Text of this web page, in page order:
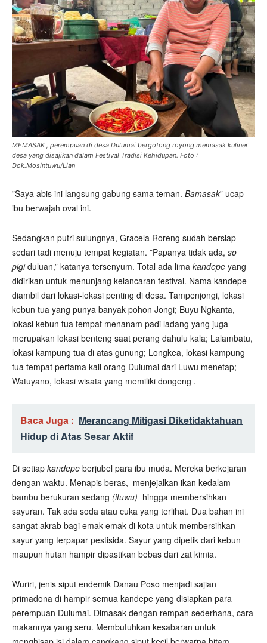
MEMASAK , perempuan di desa Dulumai bergotong royong memasak kuliner
desa yang disajikan dalam Festival Tradisi Kehidupan. Foto :
Dok.Mosintuwu/Lian
”Saya abis ini langsung gabung sama teman. Bamasak” ucap
ibu berwajah oval ini.
Sedangkan putri sulungnya, Gracela Roreng sudah bersiap
sedari tadi menuju tempat kegiatan. ”Papanya tidak ada, so
pigiduluan,” katanya tersenyum. Total ada lima kandepe yang
didirikan untuk menunjang kelancaran festival. Nama kandepe
diambil dari lokasi-lokasi penting di desa. Tampenjongi, lokasi
kebun tua yang punya banyak pohon Jongi; Buyu Ngkanta,
lokasi kebun tua tempat menanam padi ladang yang juga
merupakan lokasi benteng saat perang dahulu kala; Lalambatu,
lokasi kampung tua di atas gunung; Longkea, lokasi kampung
tua tempat pertama kali orang Dulumai dari Luwu menetap;
Watuyano, lokasi wisata yang memiliki dongeng .
Baca Juga : Merancang Mitigasi Diketidaktahuan
Hidup di Atas Sesar Aktif
Di setiap kandepe berjubel para ibu muda. Mereka berkejaran
dengan waktu. Menapis beras, menjejalkan ikan kedalam
bambu berukuran sedang (ituwu) hingga membersihkan
sayuran. Tak ada soda atau cuka yang terlihat. Dua bahan ini
sangat akrab bagi emak-emak di kota untuk membersihkan
sayur yang terpapar pestisida. Sayur yang dipetik dari kebun
maupun hutan hampir dipastikan bebas dari zat kimia.
Wuriri, jenis siput endemik Danau Poso menjadi sajian
primadona di hampir semua kandepe yang disiapkan para
perempuan Dulumai. Dimasak dengan rempah sederhana, cara
makannya yang seru. Membutuhkan kesabaran untuk